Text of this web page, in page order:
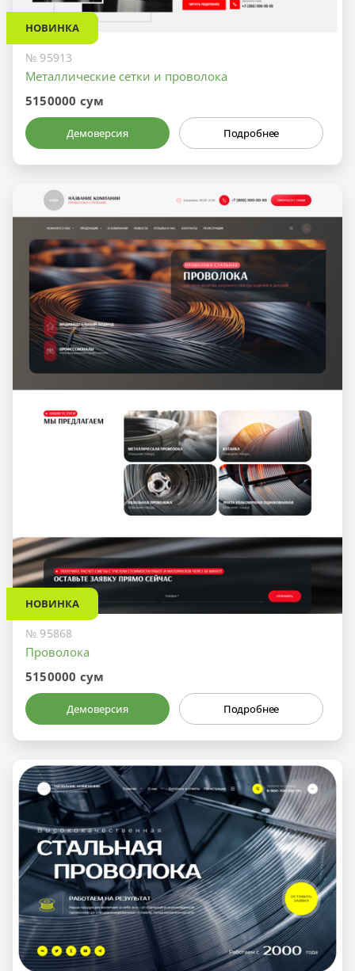
НОВИНКА
№ 95913
Металлические сетки и проволока
5150000 сум
Демоверсия Подробнее
НОВИНКА
№ 95868
Проволока
5150000 сум
Демоверсия Подробнее